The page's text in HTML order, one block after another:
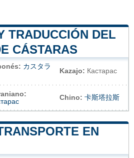
TRADUCCIÓN DEL
CÁSTARAS
カスタラ
Kazajo: Кастарас
Chino: 卡斯塔拉斯
EN